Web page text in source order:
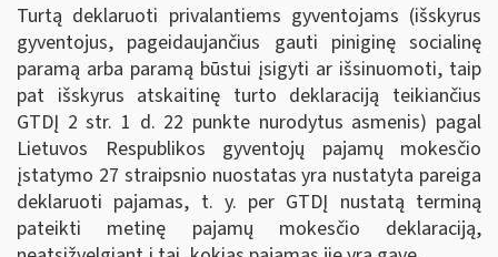
Turtą deklaruoti privalantiems gyventojams (išskyrus
gyventojus, pageidaujančius gauti piniginę socialinę
paramą arba paramą būstui įsigyti ar išsinuomoti, taip
pat išskyrus atskaitinę turto deklaraciją teikiančius
GTDĮ 2 str. 1 d. 22 punkte nurodytus asmenis) pagal
Lietuvos Respublikos gyventojų pajamų mokesčio
įstatymo 27 straipsnio nuostatas yra nustatyta pareiga
deklaruoti pajamas, t. y. per GTDĮ nustatą terminą
pateikti metinę pajamų mokesčio deklaraciją,